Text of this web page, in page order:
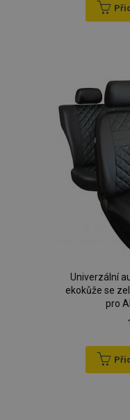
Univerzální
ekokůže se
pro